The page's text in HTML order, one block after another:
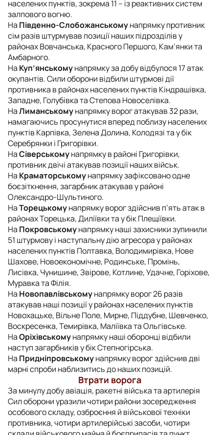
населених пунктів, зокрема 11 – із реактивних систем
залпового вогню.
На Південно-Слобожанськомунапрямку противник
сім разів штурмував позиції наших підрозділів у
районах Вовчанська, Красного Першого, Кам’янки та
Амбарного.
На Куп’янськомунапрямку за добу відбулося 17 атак
окупантів. Сили оборони відбили штурмові дії
противника в районах населених пунктів Кіндрашівка,
Западне, Голубівка та Степова Новоселівка.
НаЛиманськомунапрямку ворог атакував 32 рази,
намагаючись просунутися вперед поблизу населених
пунктів Карпівка, Зелена Долина, Колодязі та у бік
Серебрянки і Григорівки.
НаСіверськомунапрямку в районі Григорівки,
противник двічі атакував позиції наших військ.
На Краматорськомунапрямку зафіксовано одне
боєзіткнення, загарбник атакував у районі
Олександро-Шультиного.
НаТорецькомунапрямку ворог здійснив п’ять атак в
районах Торецька, Диліївки та у бік Плещіївки.
На Покровськомунапрямку наші захисники зупинили
51 штурмову і наступальну дію агресора у районах
населених пунктів Полтавка, Володимирівка, Нове
Шахове, Новоекономічне, Родинське, Промінь,
Лисівка, Чунишине, Звірове, Котлине, Удачне, Горіхове,
Муравка та Філія.
На Новопавлівськомунапрямку ворог 26 разів
атакував наші позиції у районах населених пунктів
Новохацьке, Вільне Поле, Мирне, Піддубне, Шевченко,
Воскресенка, Темирівка, Маліївка та Ольгівське.
НаОріхівськомунапрямку наші оборонці відбили
наступ загарбників у бік Степногірська.
На Придніпровськомунапрямку ворог здійснив дві
марні спроби наблизитись до наших позицій.
Втрати ворога
За минулу добу авіація, ракетні війська та артилерія
Сил оборони уразили чотири райони зосередження
особового складу, озброєння й військової техніки
противника, чотири артилерійські засоби, чотири